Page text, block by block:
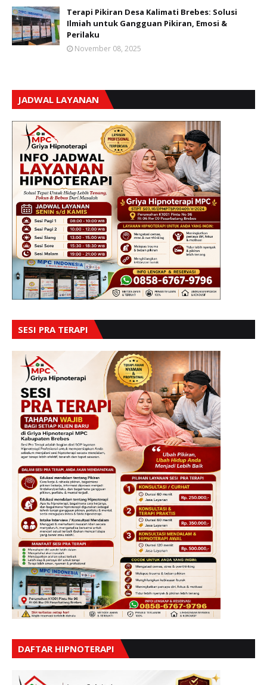
Terapi Pikiran Desa Kalimati Brebes: Solusi
Ilmiah untuk Gangguan Pikiran, Emosi &
Perilaku
November 08, 2025
JADWAL LAYANAN
SESI PRA TERAPI
DAFTAR HIPNOTERAPI